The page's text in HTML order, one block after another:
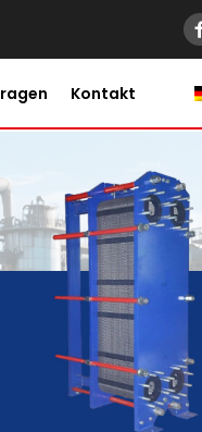
Kontakt